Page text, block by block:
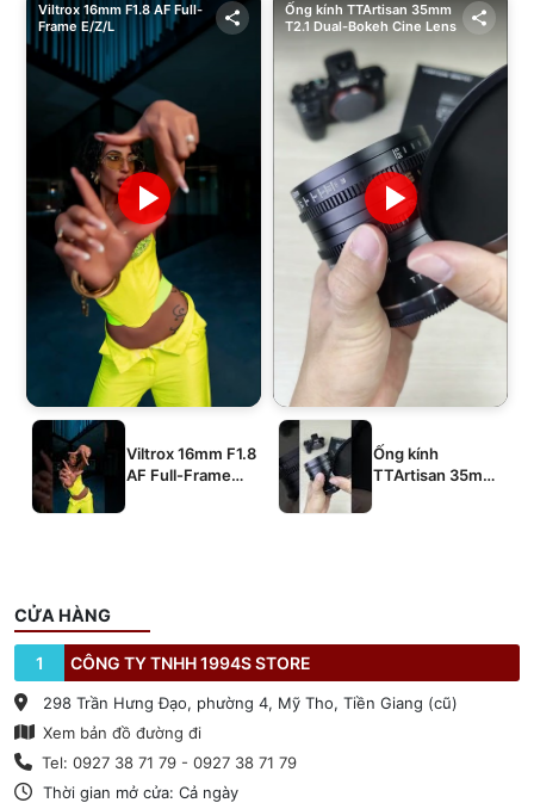
Viltrox 16mm F1.8 AF Full-
Frame E/Z/L
Viltrox 16mm F1.8
AF Full-Frame
Ống kính TTArtisan 35mm
T2.1 Dual-Bokeh Cine Lens
Ống kính
TTArtisan 35mm
CỬA HÀNG
1 CÔNG TY TNHH 1994S STORE
298 Trần Hưng Đạo, phường 4, Mỹ Tho, Tiền Giang (cũ)
Xem bản đồ đường đi
Tel: 0927 38 71 79 - 0927 38 71 79
Thời gian mở cửa: Cả ngày